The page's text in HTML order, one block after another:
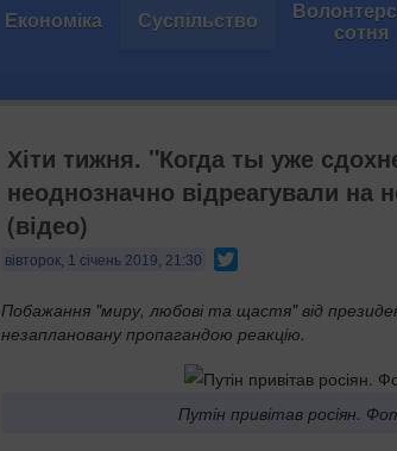
Економіка Суспільство сотня
Хіти тижня. "Когда ты уже
неоднозначно відреагували на
(відео)
вівторок, 1 січень 2019, 21:30
Побажання "миру, любові та щастя" від
незаплановану пропагандою реакцію.
Путін привітав росіян.